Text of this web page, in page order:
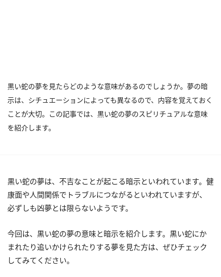
黒い蛇の夢を見たらどのような意味があるのでしょうか。夢の暗
示は、シチュエーションによっても異なるので、内容を覚えておく
ことが大切。この記事では、黒い蛇の夢のスピリチュアルな意味
を紹介します。
黒い蛇の夢は、不吉なことが起こる暗示といわれています。健
康面や人間関係でトラブルにつながるといわれていますが、
必ずしも凶夢とは限らないようです。
今回は、黒い蛇の夢の意味と暗示を紹介します。黒い蛇にか
まれたり追いかけられたりする夢を見た方は、ぜひチェック
してみてください。